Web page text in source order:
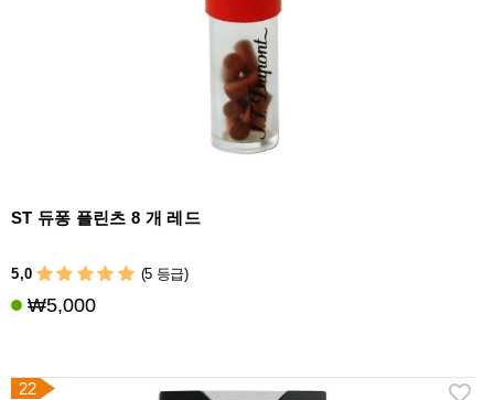
ST 듀퐁 플린츠 8 개 레드
5,0 (5 등급)
₩5,000
22